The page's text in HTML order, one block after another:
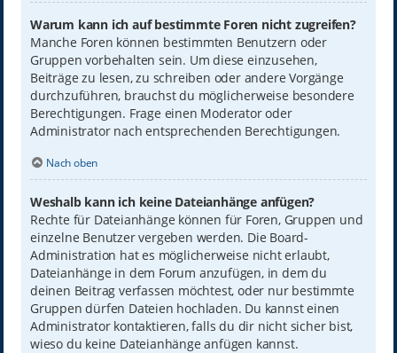
Warum kann ich auf bestimmte Foren nicht zugreifen?
Manche Foren können bestimmten Benutzern oder
Gruppen vorbehalten sein. Um diese einzusehen,
Beiträge zu lesen, zu schreiben oder andere Vorgänge
durchzuführen, brauchst du möglicherweise besondere
Berechtigungen. Frage einen Moderator oder
Administrator nach entsprechenden Berechtigungen.
Nach oben
Weshalb kann ich keine Dateianhänge anfügen?
Rechte für Dateianhänge können für Foren, Gruppen und
einzelne Benutzer vergeben werden. Die Board-
Administration hat es möglicherweise nicht erlaubt,
Dateianhänge in dem Forum anzufügen, in dem du
deinen Beitrag verfassen möchtest, oder nur bestimmte
Gruppen dürfen Dateien hochladen. Du kannst einen
Administrator kontaktieren, falls du dir nicht sicher bist,
wieso du keine Dateianhänge anfügen kannst.